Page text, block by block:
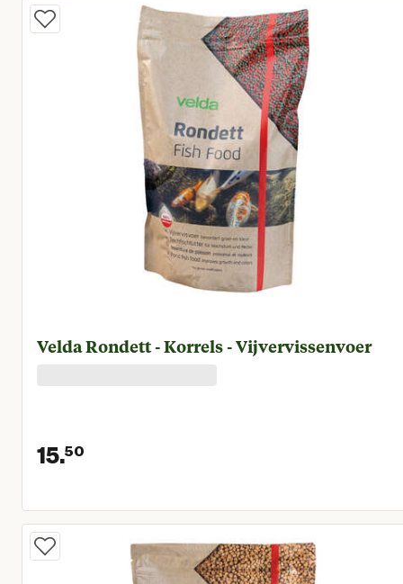
Velda Rondett - Korrels - Vijvervissenvoer
15.50
Huidige prijs € 15,50